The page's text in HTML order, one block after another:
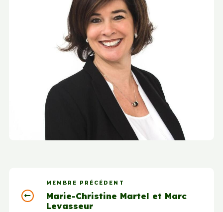
MEMBRE PRÉCÉDENT
Marie-Christine Martel et Marc
Levasseur